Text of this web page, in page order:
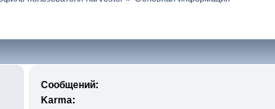
Сообщений:
Karma: